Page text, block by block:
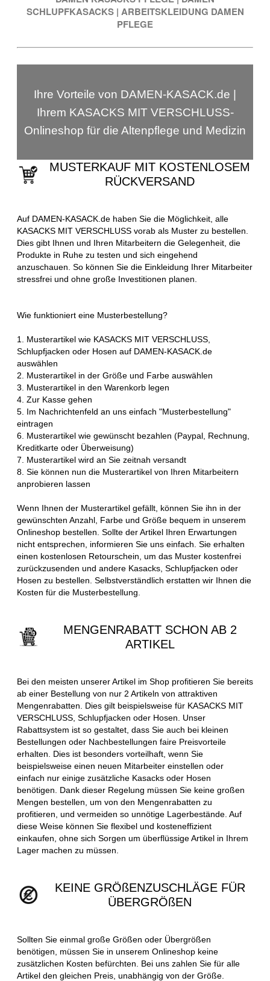
SCHLUPFKASACKS | ARBEITSKLEIDUNG DAMEN
PFLEGE
Ihre Vorteile von DAMEN-KASACK.de |
Ihrem KASACKS MIT VERSCHLUSS-
Onlineshop für die Altenpflege und Medizin
MUSTERKAUF MIT KOSTENLOSEM
RÜCKVERSAND
Auf DAMEN-KASACK.de haben Sie die Möglichkeit, alle
KASACKS MIT VERSCHLUSS vorab als Muster zu bestellen.
Dies gibt Ihnen und Ihren Mitarbeitern die Gelegenheit, die
Produkte in Ruhe zu testen und sich eingehend
anzuschauen. So können Sie die Einkleidung Ihrer Mitarbeiter
stressfrei und ohne große Investitionen planen.
Wie funktioniert eine Musterbestellung?
1. Musterartikel wie KASACKS MIT VERSCHLUSS,
Schlupfjacken oder Hosen auf DAMEN-KASACK.de
auswählen
2. Musterartikel in der Größe und Farbe auswählen
3. Musterartikel in den Warenkorb legen
4. Zur Kasse gehen
5. Im Nachrichtenfeld an uns einfach "Musterbestellung"
eintragen
6. Musterartikel wie gewünscht bezahlen (Paypal, Rechnung,
Kreditkarte oder Überweisung)
7. Musterartikel wird an Sie zeitnah versandt
8. Sie können nun die Musterartikel von Ihren Mitarbeitern
anprobieren lassen
Wenn Ihnen der Musterartikel gefällt, können Sie ihn in der
gewünschten Anzahl, Farbe und Größe bequem in unserem
Onlineshop bestellen. Sollte der Artikel Ihren Erwartungen
nicht entsprechen, informieren Sie uns einfach. Sie erhalten
einen kostenlosen Retourschein, um das Muster kostenfrei
zurückzusenden und andere Kasacks, Schlupfjacken oder
Hosen zu bestellen. Selbstverständlich erstatten wir Ihnen die
Kosten für die Musterbestellung.
MENGENRABATT SCHON AB 2
ARTIKEL
Bei den meisten unserer Artikel im Shop profitieren Sie bereits
ab einer Bestellung von nur 2 Artikeln von attraktiven
Mengenrabatten. Dies gilt beispielsweise für KASACKS MIT
VERSCHLUSS, Schlupfjacken oder Hosen. Unser
Rabattsystem ist so gestaltet, dass Sie auch bei kleinen
Bestellungen oder Nachbestellungen faire Preisvorteile
erhalten. Dies ist besonders vorteilhaft, wenn Sie
beispielsweise einen neuen Mitarbeiter einstellen oder
einfach nur einige zusätzliche Kasacks oder Hosen
benötigen. Dank dieser Regelung müssen Sie keine großen
Mengen bestellen, um von den Mengenrabatten zu
profitieren, und vermeiden so unnötige Lagerbestände. Auf
diese Weise können Sie flexibel und kosteneffizient
einkaufen, ohne sich Sorgen um überflüssige Artikel in Ihrem
Lager machen zu müssen.
KEINE GRÖßENZUSCHLÄGE FÜR
ÜBERGRÖßEN
Sollten Sie einmal große Größen oder Übergrößen
benötigen, müssen Sie in unserem Onlineshop keine
zusätzlichen Kosten befürchten. Bei uns zahlen Sie für alle
Artikel den gleichen Preis, unabhängig von der Größe.